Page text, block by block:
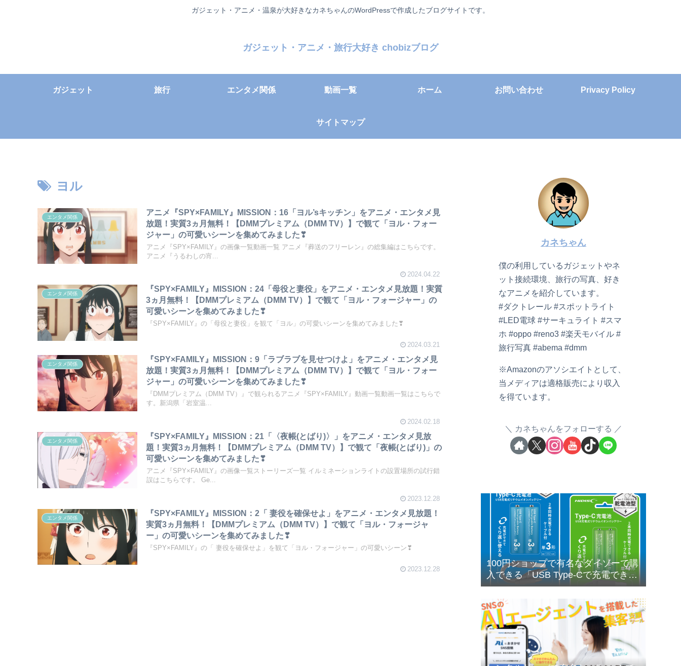
ガジェット・アニメ・温泉が大好きなカネちゃんのWordPressで作成したブログサイトです。
ガジェット・アニメ・旅行大好き chobizブログ
ガジェット 旅行 エンタメ関係 動画一覧 ホーム お問い合わせ Privacy Policy
サイトマップ
ヨル
エンタメ関係
アニメ『SPY×FAMILY』MISSION：16「ヨル’sキッチン」をアニメ・エンタメ見
放題！実質3ヵ月無料！【DMMプレミアム（DMM TV）】で観て「ヨル・フォー
ジャー」の可愛いシーンを集めてみました❣
アニメ『SPY×FAMILY』の画像一覧動画一覧 アニメ『葬送のフリーレン』の総集編はこちらです。
アニメ『うるわしの宵...
2024.04.22
エンタメ関係
『SPY×FAMILY』MISSION：24「母役と妻役」をアニメ・エンタメ見放題！実質
3ヵ月無料！【DMMプレミアム（DMM TV）】で観て「ヨル・フォージャー」の
可愛いシーンを集めてみました❣
『SPY×FAMILY』の「母役と妻役」を観て「ヨル」の可愛いシーンを集めてみました❣
2024.03.21
エンタメ関係
『SPY×FAMILY』MISSION：9「ラブラブを見せつけよ」をアニメ・エンタメ見
放題！実質3ヵ月無料！【DMMプレミアム（DMM TV）】で観て「ヨル・フォー
ジャー」の可愛いシーンを集めてみました❣
『DMMプレミアム（DMM TV）』で観られるアニメ『SPY×FAMILY』動画一覧動画一覧はこちらで
す。新潟県「岩室温...
2024.02.18
エンタメ関係
『SPY×FAMILY』MISSION：21「〈夜帳(とばり)〉」をアニメ・エンタメ見放
題！実質3ヵ月無料！【DMMプレミアム（DMM TV）】で観て「夜帳(とばり)」の
可愛いシーンを集めてみました❣
アニメ『SPY×FAMILY』の画像一覧ストーリーズ一覧 イルミネーションライトの設置場所の試行錯
誤はこちらです。 Ge...
2023.12.28
エンタメ関係
『SPY×FAMILY』MISSION：2「 妻役を確保せよ」をアニメ・エンタメ見放題！
実質3ヵ月無料！【DMMプレミアム（DMM TV）】で観て「ヨル・フォージャ
ー」の可愛いシーンを集めてみました❣
『SPY×FAMILY』の「 妻役を確保せよ」を観て「ヨル・フォージャー」の可愛いシーン❣
2023.12.28
カネちゃん
僕の利用しているガジェットやネ
ット接続環境、旅行の写真、好き
なアニメを紹介しています。
#ダクトレール #スポットライト
#LED電球 #サーキュライト #スマ
ホ #oppo #reno3 #楽天モバイル #
旅行写真 #abema #dmm
※Amazonのアソシエイトとして、
当メディアは適格販売により収入
を得ています。
カネちゃんをフォローする
100円ショップで有名なダイソーで購
入できる「USB Type-Cで充電できる
乾電池型バッテリー」の購入検討に
ついて❣